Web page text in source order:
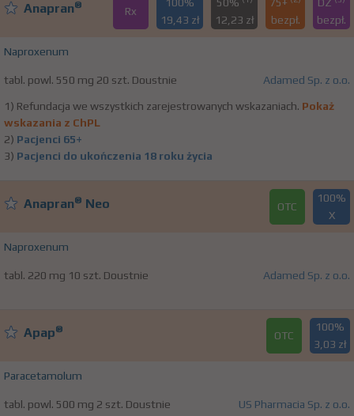
Anapran® Rx
100%
19,43 zł
50%
12,23 zł
75+
bezpł.
DZ
bezpł.
Naproxenum
tabl. powl. 550 mg 20 szt. Doustnie Adamed Sp. z o.o.
1) Refundacja we wszystkich zarejestrowanych wskazaniach. Pokaż
wskazania z ChPL
2) Pacjenci 65+
3) Pacjenci do ukończenia 18 roku życia
Anapran® Neo OTC
100%
X
Naproxenum
tabl. 220 mg 10 szt. Doustnie Adamed Sp. z o.o.
Apap® OTC
100%
3,03 zł
Paracetamolum
tabl. powl. 500 mg 2 szt. Doustnie US Pharmacia Sp. z o.o.